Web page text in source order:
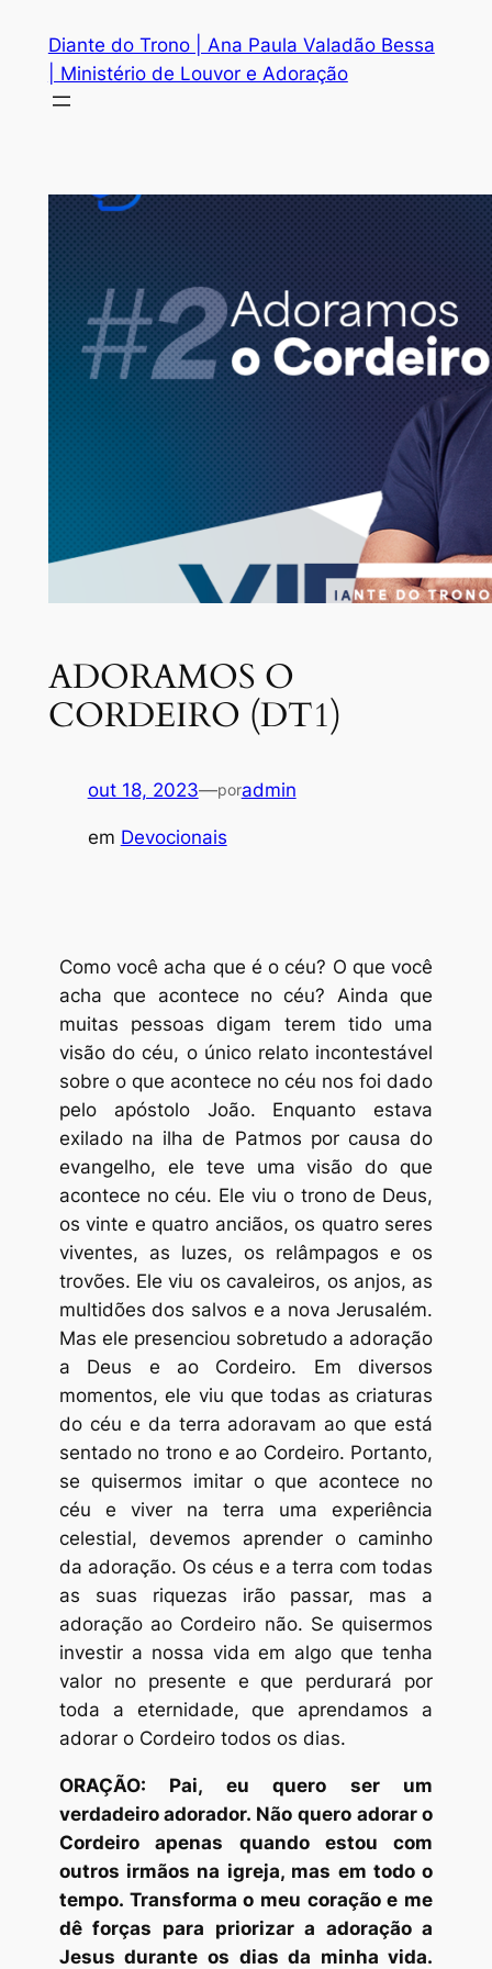
Diante do Trono | Ana Paula Valadão Bessa
| Ministério de Louvor e Adoração
ADORAMOS O
CORDEIRO (DT1)
out 18, 2023—poradmin
em Devocionais
Como você acha que é o céu? O que você
acha que acontece no céu? Ainda que
muitas pessoas digam terem tido uma
visão do céu, o único relato incontestável
sobre o que acontece no céu nos foi dado
pelo apóstolo João. Enquanto estava
exilado na ilha de Patmos por causa do
evangelho, ele teve uma visão do que
acontece no céu. Ele viu o trono de Deus,
os vinte e quatro anciãos, os quatro seres
viventes, as luzes, os relâmpagos e os
trovões. Ele viu os cavaleiros, os anjos, as
multidões dos salvos e a nova Jerusalém.
Mas ele presenciou sobretudo a adoração
a Deus e ao Cordeiro. Em diversos
momentos, ele viu que todas as criaturas
do céu e da terra adoravam ao que está
sentado no trono e ao Cordeiro. Portanto,
se quisermos imitar o que acontece no
céu e viver na terra uma experiência
celestial, devemos aprender o caminho
da adoração. Os céus e a terra com todas
as suas riquezas irão passar, mas a
adoração ao Cordeiro não. Se quisermos
investir a nossa vida em algo que tenha
valor no presente e que perdurará por
toda a eternidade, que aprendamos a
adorar o Cordeiro todos os dias.
ORAÇÃO: Pai, eu quero ser um
verdadeiro adorador. Não quero adorar o
Cordeiro apenas quando estou com
outros irmãos na igreja, mas em todo o
tempo. Transforma o meu coração e me
dê forças para priorizar a adoração a
Jesus durante os dias da minha vida.